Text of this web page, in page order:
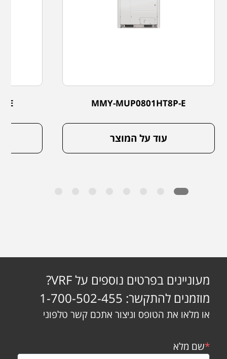
MMY-MUP0801HT8P-E
עוד על המוצר
E
מעוניינים בפרטים נוספים על VRF?
מוזמנים להתקשר: 1-700-502-455
או מלאו את הטופס וניצור אתכם קשר טלפוני
*שם מלא